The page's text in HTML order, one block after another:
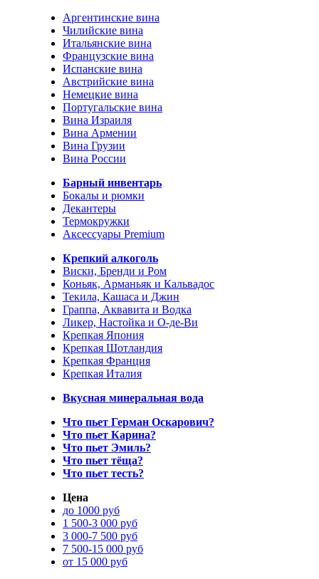
Аргентинские вина
Чилийские вина
Итальянские вина
Французские вина
Испанские вина
Австрийские вина
Немецкие вина
Португальские вина
Вина Израиля
Вина Армении
Вина Грузии
Вина России
Барный инвентарь
Бокалы и рюмки
Декантеры
Термокружки
Аксессуары Premium
Крепкий алкоголь
Виски, Бренди и Ром
Коньяк, Арманьяк и Кальвадос
Текила, Кашаса и Джин
Граппа, Аквавита и Водка
Ликер, Настойка и О-де-Ви
Крепкая Япония
Крепкая Шотландия
Крепкая Франция
Крепкая Италия
Вкусная минеральная вода
Что пьет Герман Оскарович?
Что пьет Карина?
Что пьет Эмиль?
Что пьет тёща?
Что пьет тесть?
Цена
до 1000 руб
1 500-3 000 руб
3 000-7 500 руб
7 500-15 000 руб
от 15 000 руб